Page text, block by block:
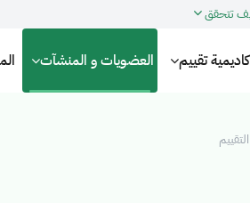
تتحقق
تقييم العضويات و المنشآت